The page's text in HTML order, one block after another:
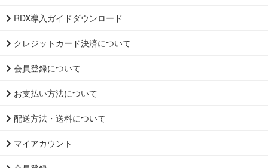
RDX導入ガイドダウンロード
クレジットカード決済について
会員登録について
お支払い方法について
配送方法・送料について
マイアカウント